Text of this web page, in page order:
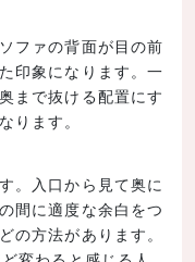
ファの背面が目の前
印象になります。一
まで抜ける配置にす
ります。
。入口から見て奥に
間に適度な余白をつ
の方法があります。